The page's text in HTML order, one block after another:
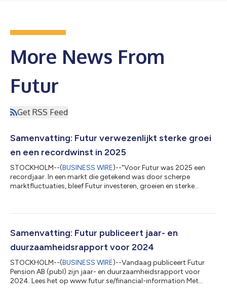
More News From
Futur
Get RSS Feed
Samenvatting: Futur verwezenlijkt sterke groei
en een recordwinst in 2025
STOCKHOLM--(BUSINESS WIRE)--"Voor Futur was 2025 een
recordjaar. In een markt die getekend was door scherpe
marktfluctuaties, bleef Futur investeren, groeien en sterke
kostendiscipline. Onze nauwe samenwerking met meer dan 60
adviesdiensten te kiezen die het best bij hen passen. De
strategie om de klant te laten kiez...
Samenvatting: Futur publiceert jaar- en
duurzaamheidsrapport voor 2024
STOCKHOLM--(BUSINESS WIRE)--Vandaag publiceert Futur
Pension AB (publ) zijn jaar- en duurzaamheidsrapport voor
2024. Lees het op www.futur.se/financial-information Met